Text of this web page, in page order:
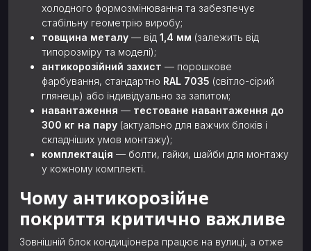
холодного формозмінювання та забезпечує
стабільну геометрію виробу;
товщина металу — від 1,4 мм (залежить від
типорозміру та моделі);
антикорозійний захист — порошкове
фарбування, стандартно RAL 7035 (світло-сірий
глянець) або індивідуально за запитом;
навантаження — тестоване навантаження до
300 кг на пару (актуально для важчих блоків і
складніших умов монтажу);
комплектація — болти, гайки, шайби для монтажу
у кожному комплекті.
Чому антикорозійне
покриття критично важливе
Зовнішній блок кондиціонера працює на вулиці, а отже